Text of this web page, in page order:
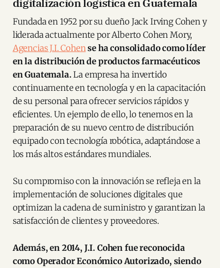
Fundada en 1952 por su dueño Jack Irving Cohen y
liderada actualmente por Alberto Cohen Mory,
Agencias J.I. Cohense ha consolidado como líder
en la distribución de productos farmacéuticos
en Guatemala.La empresa ha invertido
continuamente en tecnología y en la capacitación
de su personal para ofrecer servicios rápidos y
eficientes. Un ejemplo de ello, lo tenemos en la
preparación de su nuevo centro de distribución
equipado con tecnología robótica, adaptándose a
los más altos estándares mundiales.
Su compromiso con la innovación se refleja en la
implementación de soluciones digitales que
optimizan la cadena de suministro y garantizan la
satisfacción de clientes y proveedores.
Además, en 2014, J.I. Cohen fue reconocida
como Operador Económico Autorizado, siendo